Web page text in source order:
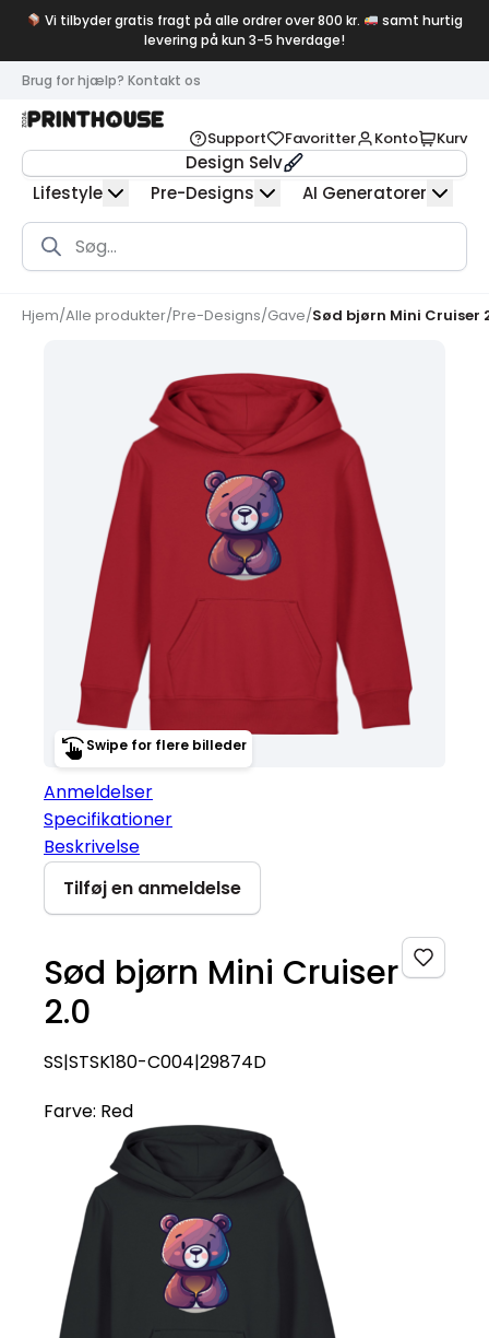
Vi tilbyder gratis fragt på alle ordrer over 800 kr.
samt hurtig
levering på kun 3-5 hverdage!
Brug for hjælp? Kontakt os
Support Favoritter Konto Kurv
Design Selv
Lifestyle
Pre-Designs AI Generatorer
Products
search
Hjem/Alle produkter/Pre-Designs/Gave/Sød bjørn Mini Cruiser
Swipe for flere billeder
Anmeldelser
Specifikationer
Beskrivelse
Tilføj en anmeldelse
Sød bjørn Mini Cruiser
2.0
SS|STSK180-C004|29874D
Farve: Red